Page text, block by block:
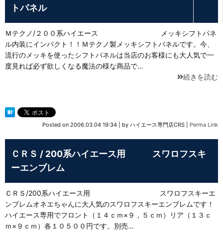
トパネル
Ｍテクノ/２００系ハイエース メッキシフトパネ
ル内装にインパクト！！Ｍテクノ製メッキシフトパネルです。今、
流行のメッキを使ったシフトパネルは当店のお客様にも大人気で一
度見れば必ず欲しくなる魔法の様な商品で…
続きを読む
Posted on 2006.03.04 19:34 by ハイエース専門店CRS Perma Link
ＣＲＳ / 200系ハイエース用 スワロフスキ
ーエンブレム
ＣＲＳ/200系ハイエース用 スワロフスキーエ
ンブレムオネエちゃんに大人気のスワロフスキーエンブレムです！
ハイエース専用でフロント（１４ｃｍ×９，５ｃｍ）リア（１３ｃ
ｍ×９ｃｍ）各１０５００円です。別売…